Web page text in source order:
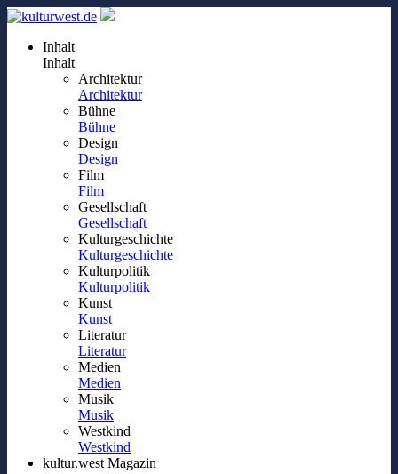
Inhalt
Inhalt
Architektur
Architektur
Bühne
Bühne
Design
Design
Film
Film
Gesellschaft
Gesellschaft
Kulturgeschichte
Kulturgeschichte
Kulturpolitik
Kulturpolitik
Kunst
Kunst
Literatur
Literatur
Medien
Medien
Musik
Musik
Westkind
Westkind
kultur.west Magazin